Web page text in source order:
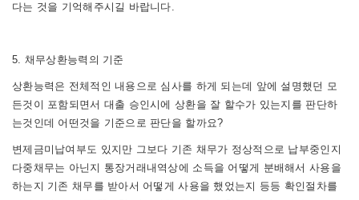
다는 것을 기억해주시길 바랍니다.
5. 채무상환능력의 기준
상환능력은 전체적인 내용으로 심사를 하게 되는데 앞에 설명했던 모
든것이 포함되면서 대출 승인시에 상환을 잘 할수가 있는지를 판단하
는것인데 어떤것을 기준으로 판단을 할까요?
변제금미납여부도 있지만 그보다 기존 채무가 정상적으로 납부중인지
다중채무는 아닌지 통장거래내역상에 소득을 어떻게 분배해서 사용을
하는지 기존 채무를 받아서 어떻게 사용을 했었는지 등등 확인절차를